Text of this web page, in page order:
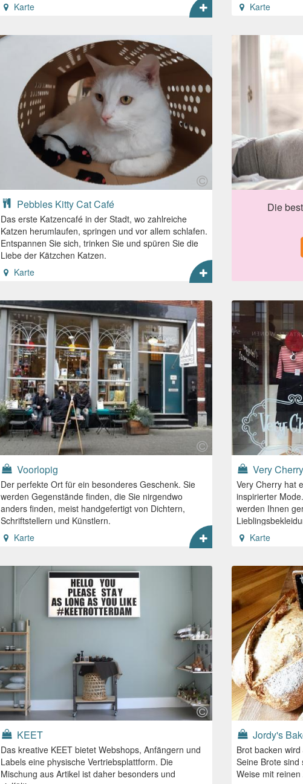
Karte Karte
Pebbles Kitty Cat Café
Das erste Katzencafé in der Stadt, wo zahlreiche
Katzen herumlaufen, springen und vor allem schlafen.
Entspannen Sie sich, trinken Sie und spüren Sie die
Liebe der Kätzchen Katzen.
Karte
Die
Voorlopig
Der perfekte Ort für ein besonderes Geschenk. Sie
werden Gegenstände finden, die Sie nirgendwo
anders finden, meist handgefertigt von Dichtern,
Schriftstellern und Künstlern.
Karte
Very Cherry
Very Cherry hat
inspirierter
werden Ihnen
Karte
KEET
Das kreative KEET bietet Webshops, Anfängern und
Labels eine physische Vertriebsplattform. Die
Mischung aus Artikel ist daher besonders und
Jordy's
Brot backen
Seine Brote
Weise mit